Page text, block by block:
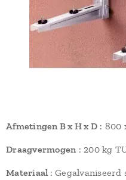
Afmetingen B x H x D : 800
Draagvermogen: 200 kg
Materiaal : Gegalvaniseerd